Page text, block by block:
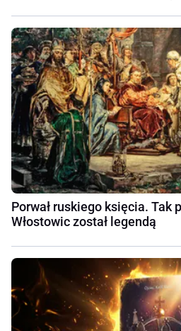
Porwał ruskiego księcia. Tak
Włostowic został legendą